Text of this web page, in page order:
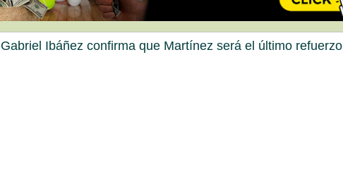
Gabriel Ibáñez confirma que Martínez será el último refuerzo